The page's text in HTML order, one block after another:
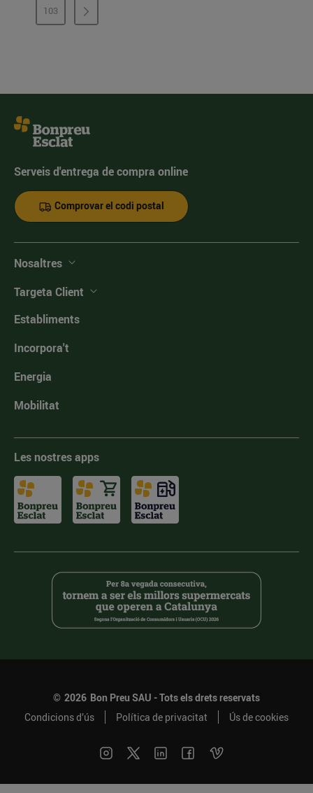
PÀGINA
103
Serveis d'entrega de compra online
Comprovar el codi postal
Nosaltres
Targeta Client
Establiments
Incorpora't
Energia
Mobilitat
Les nostres apps
© 2026 Bon Preu SAU - Tots els drets reservats
Condicions d’ús
Política de privacitat Ús de cookies